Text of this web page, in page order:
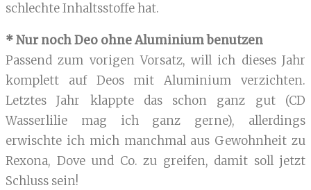
schlechte Inhaltsstoffe hat.
* Nur noch Deo ohne Aluminium benutzen
Passend zum vorigen Vorsatz, will ich dieses Jahr
komplett auf Deos mit Aluminium verzichten.
Letztes Jahr klappte das schon ganz gut (CD
Wasserlilie mag ich ganz gerne), allerdings
erwischte ich mich manchmal aus Gewohnheit zu
Rexona, Dove und Co. zu greifen, damit soll jetzt
Schluss sein!